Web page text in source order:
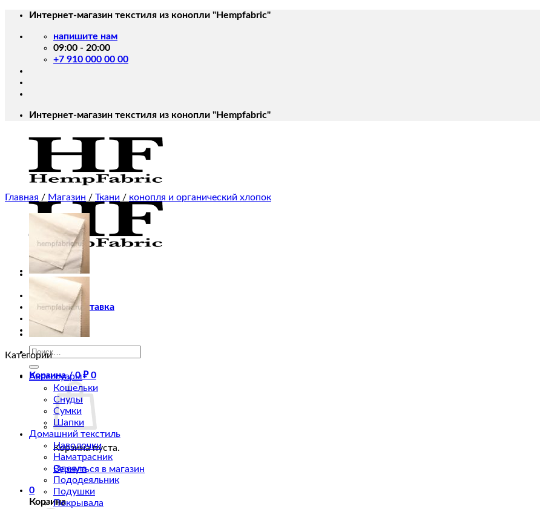
Skip
content
Интернет-магазин текстиля из конопли "Hempfabric"
напишите нам
09:00 - 20:00
+7 910 000 00 00
Интернет-магазин текстиля из конопли "Hempfabric"
Магазин
Оплата и доставка
Оптовикам
Статьи
Искать:
Корзина /0₽ 0
Корзина пуста.
Вернуться в магазин
0
Корзина
Главная / Магазин / Ткани / конопля и органический хлопок
Категории
Аксессуары
Кошельки
Снуды
Сумки
Шапки
Домашний текстиль
Наволочки
Наматрасник
Одеяла
Пододеяльник
Подушки
Покрывала